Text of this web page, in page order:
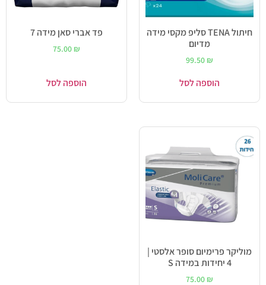
חיתול TENA סליפ מקסי מידה
מדיום
99.50 ₪
הוספה לסל
פד אברי סאן מידה 7
75.00 ₪
הוספה לסל
מוליקר פרימיום סופר אלסטי |
4 יחידות במידה S
75.00 ₪